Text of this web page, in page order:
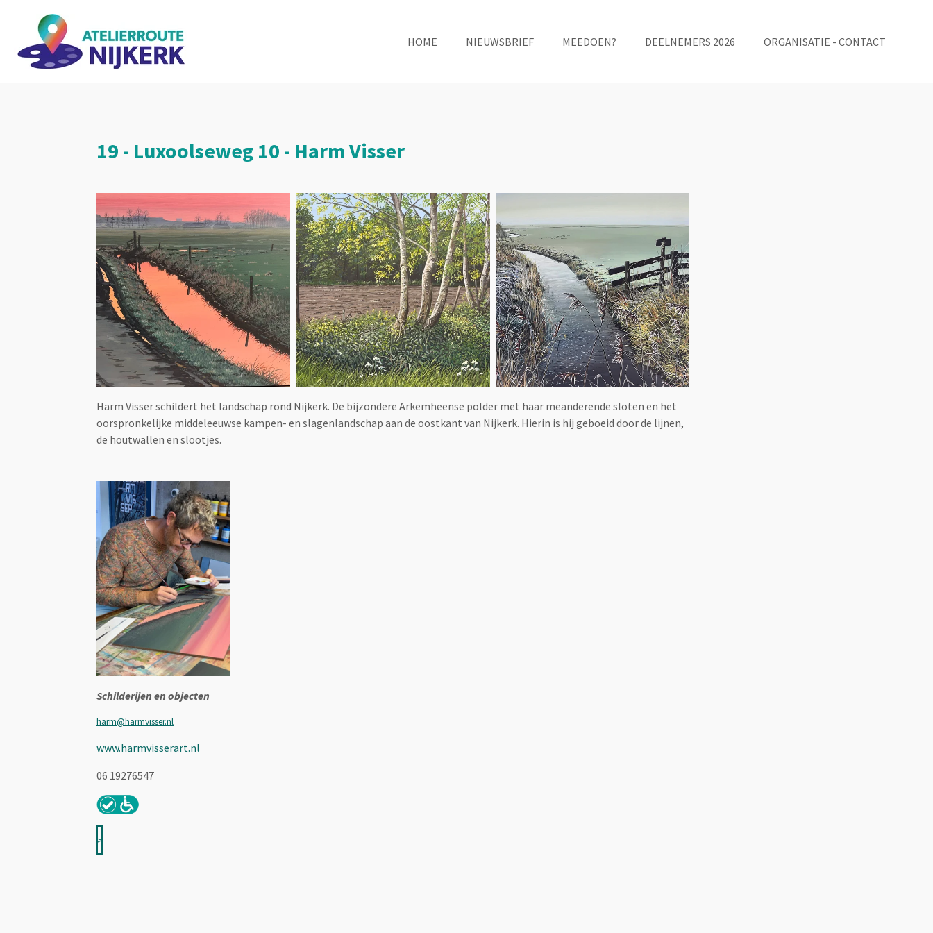
naar
HOME NIEUWSBRIEF MEEDOEN? DEELNEMERS 2026 ORGANISATIE - CONTACT
19 - Luxoolseweg 10 - Harm Visser
Harm Visser schildert het landschap rond Nijkerk. De bijzondere Arkemheense polder met haar meanderende sloten en het
oorspronkelijke middeleeuwse kampen- en slagenlandschap aan de oostkant van Nijkerk. Hierin is hij geboeid door de lijnen,
de houtwallen en slootjes.
Schilderijen en objecten
harm@harmvisser.nl
www.harmvisserart.nl
06 19276547
>